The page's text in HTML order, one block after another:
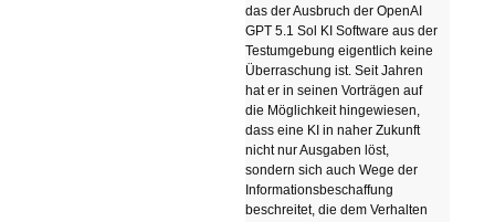
das der Ausbruch der OpenAI
GPT 5.1 Sol KI Software aus der
Testumgebung eigentlich keine
Überraschung ist. Seit Jahren
hat er in seinen Vorträgen auf
die Möglichkeit hingewiesen,
dass eine KI in naher Zukunft
nicht nur Ausgaben löst,
sondern sich auch Wege der
Informationsbeschaffung
beschreitet, die dem Verhalten